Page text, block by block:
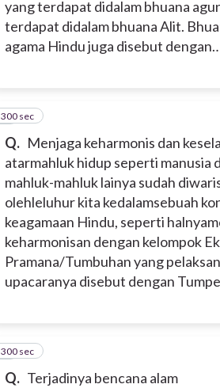
yang terdapat didalam bhuana
terdapat didalam bhuana Alit.
agama Hindu juga disebut
Q. Menjaga keharmonis dan
atarmahluk hidup seperti manusia
mahluk-mahluk lainya sudah
olehleluhur kita kedalamsebuah
keagamaan Hindu, seperti
keharmonisan dengan kelompok
Pramana/Tumbuhan yang
upacaranya disebut dengan
7
300 sec
Q. Terjadinya bencana alam
8
300 sec